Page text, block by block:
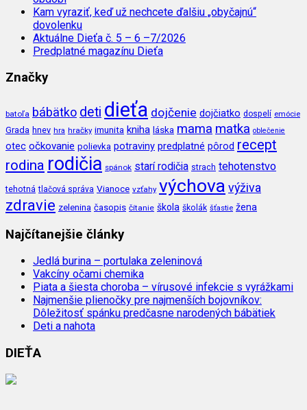
Kam vyraziť, keď už nechcete ďalšiu „obyčajnú“
dovolenku
Aktuálne Dieťa č. 5 – 6 –7/2026
Predplatné magazínu Dieťa
Značky
batoľa bábätko deti dieťa dojčenie dojčiatko dospelí emócie
Grada hnev hra hračky imunita kniha láska mama matka oblečenie
otec očkovanie polievka potraviny predplatné pôrod recept
rodina rodičia spánok starí rodičia strach tehotenstvo
tehotná tlačová správa Vianoce vzťahy výchova výživa
zdravie zelenina časopis čítanie škola školák šťastie žena
Najčítanejšie články
Jedlá burina – portulaka zeleninová
Vakcíny očami chemika
Piata a šiesta choroba – vírusové infekcie s vyrážkami
Najmenšie plienočky pre najmenších bojovníkov:
Dôležitosť spánku predčasne narodených bábätiek
Deti a nahota
DIEŤA